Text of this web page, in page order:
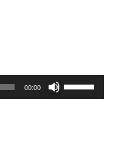
00:00
Используйте
клавиши